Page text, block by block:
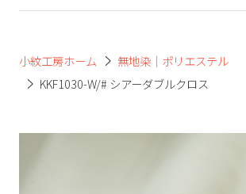
小紋工房ホーム
無地染｜ポリエステル
KKF1030-W/# シアーダブルクロス